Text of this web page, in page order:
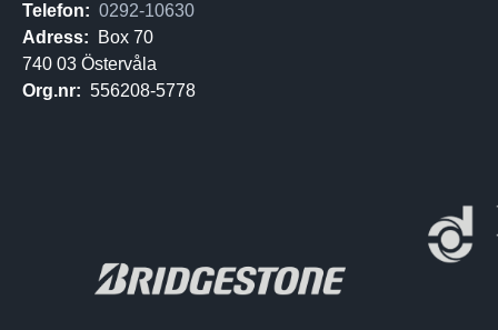
Telefon: 0292-10630
Adress:
Box 70
740 03 Östervåla
Org.nr: 556208-5778